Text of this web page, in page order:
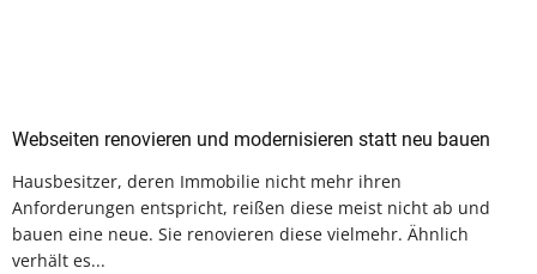
Webseiten renovieren und modernisieren statt neu bauen
Hausbesitzer, deren Immobilie nicht mehr ihren
Anforderungen entspricht, reißen diese meist nicht ab und
bauen eine neue. Sie renovieren diese vielmehr. Ähnlich
verhält es...